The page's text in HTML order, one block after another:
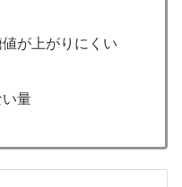
が上がりにくい
量